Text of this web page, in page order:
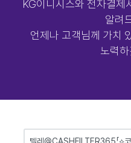
KG이니시스와 전자결제
알려
언제나 고객님께 가치
노력